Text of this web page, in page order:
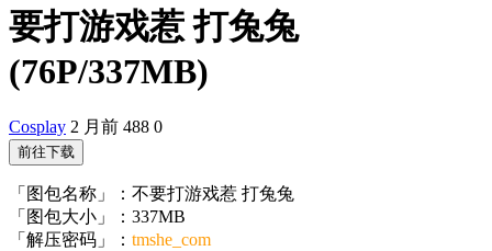
要打游戏惹 打兔兔
(76P/337MB)
Cosplay 2 月前 488 0
前往下载
「图包名称」：不要打游戏惹 打兔兔
「图包大小」：337MB
「解压密码」： tmshe_com